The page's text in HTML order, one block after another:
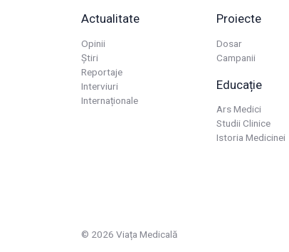
Actualitate
Opinii
Știri
Reportaje
Interviuri
Internaționale
Proiecte
Dosar
Campanii
Educație
Ars Medici
Studii Clinice
Istoria Medicinei
© 2026 Viața Medicală